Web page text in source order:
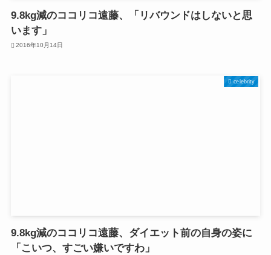
9.8kg減のココリコ遠藤、「リバウンドはしないと思
います」
2016年10月14日
celebrity
9.8kg減のココリコ遠藤、ダイエット前の自身の姿に
「こいつ、すごい嫌いですわ」